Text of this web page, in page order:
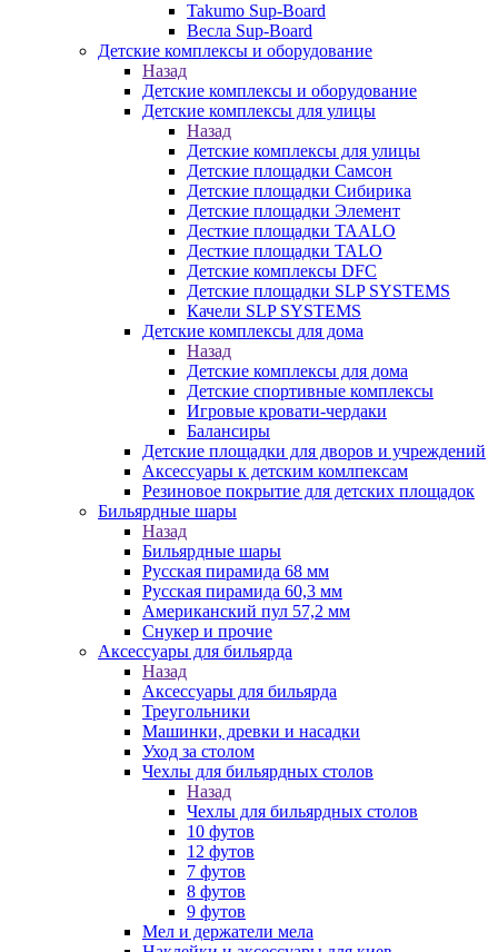
Takumo Sup-Board
Весла Sup-Board
Детские комплексы и оборудование
Назад
Детские комплексы и оборудование
Детские комплексы для улицы
Назад
Детские комплексы для улицы
Детские площадки Самсон
Детские площадки Сибирика
Детские площадки Элемент
Десткие площадки TAALO
Десткие площадки TALO
Детские комплексы DFC
Детские площадки SLP SYSTEMS
Качели SLP SYSTEMS
Детские комплексы для дома
Назад
Детские комплексы для дома
Детские спортивные комплексы
Игровые кровати-чердаки
Балансиры
Детские площадки для дворов и учреждений
Аксессуары к детским комлпексам
Резиновое покрытие для детских площадок
Бильярдные шары
Назад
Бильярдные шары
Русская пирамида 68 мм
Русская пирамида 60,3 мм
Американский пул 57,2 мм
Снукер и прочие
Аксессуары для бильярда
Назад
Аксессуары для бильярда
Треугольники
Машинки, древки и насадки
Уход за столом
Чехлы для бильярдных столов
Назад
Чехлы для бильярдных столов
10 футов
12 футов
7 футов
8 футов
9 футов
Мел и держатели мела